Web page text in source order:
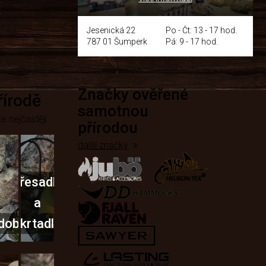
Jesenická 22
787 01 Šumperk
Po - Čt: 13 - 17 hod.
Pá: 9 - 17 hod.
nejčastěji
Křesadla
a
škrtadla
Značky ověřené
samotnou
přírodou
další značky